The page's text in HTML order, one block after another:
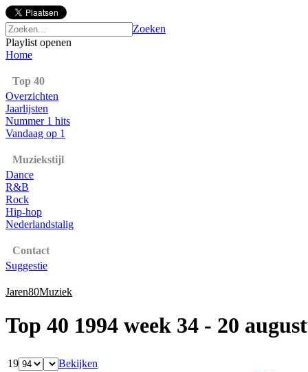
Zoeken
Playlist openen
Home
Top 40
Overzichten
Jaarlijsten
Nummer 1 hits
Vandaag op 1
Muziekstijl
Dance
R&B
Rock
Hip-hop
Nederlandstalig
Contact
Suggestie
Jaren80Muziek
Top 40 1994 week 34 - 20
19 Bekijken